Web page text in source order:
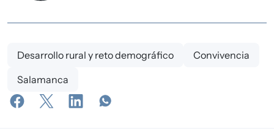
Desarrollo rural y reto demográfico
Convivencia
Salamanca